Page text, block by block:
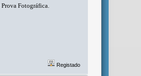
Fotográfica.
Registado